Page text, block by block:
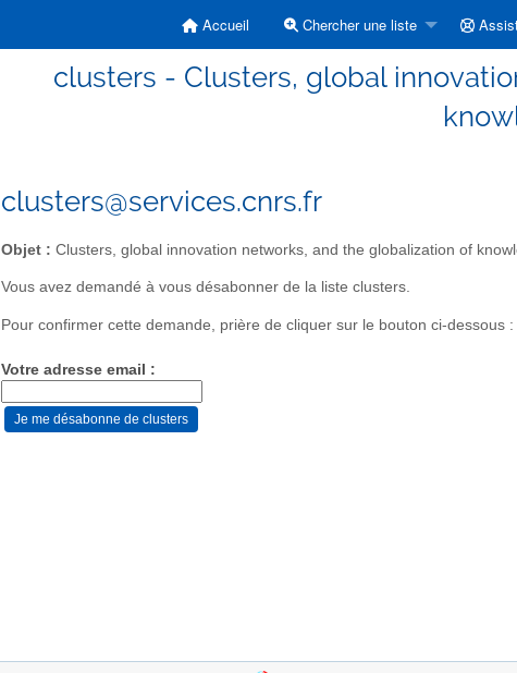
Accueil Chercher une liste
clusters - Clusters, global
clusters@services.cnrs.fr
Objet : Clusters, global innovation networks, and the globalization of
Vous avez demandé à vous désabonner de la liste clusters.
Pour confirmer cette demande, prière de cliquer sur le bouton ci-dessous :
Votre adresse email :